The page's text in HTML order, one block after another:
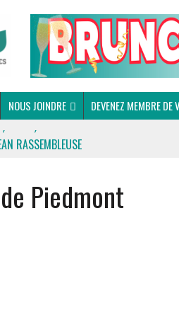
NOUS JOINDRE DEVENEZ MEMBRE DE
RASSEMBLEUSE
CLUB OPTIMISTE DE PRÉVOST
Piedmont